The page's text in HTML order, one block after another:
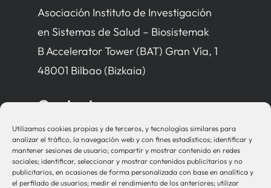
Utilizamos cookies propias y de terceros, y tecnologías similares para
analizar el tráfico, la navegación web y con fines estadísticos; identificar y
mantener sesiones de usuario; compartir y mostrar contenido en redes
sociales; identificar, seleccionar y mostrar contenidos publicitarios y no
publicitarios, en ocasiones de forma personalizada con base en analítica y
el perfilado de usuarios; medir el rendimiento de los anteriores; utilizar
Asociación Instituto de Investigación
en Sistemas de Salud – Biosistemak
B Accelerator Tower (BAT) Gran Vía, 1
48001 Bilbao (Bizkaia)
Contacto
bio-sistemak@bio-sistemak.eus
944 00 77 90